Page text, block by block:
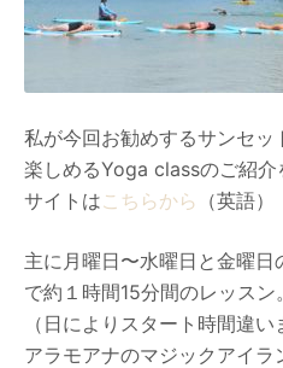
私が今回お勧めするサンセ
楽しめるYoga classのご紹介
サイトはこちらから （英語）
主に月曜日〜水曜日と金曜日
で約１時間15分間のレッスン。
（日によりスタート時間違い
アラモアナのマジックアイラ